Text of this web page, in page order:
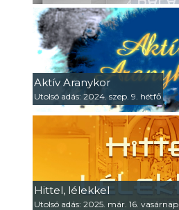
Aktív Aranykor
Utolsó adás: 2024. szep. 9. hétfő
Hittel, lélekkel
Utolsó adás: 2025. már. 16. vasárnap